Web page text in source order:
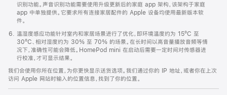
识别功能。声音识别功能需要使用升级更新后的家庭 app 架构，该架构于家庭
app 中单独提供。它要求所有连接家居配件的 Apple 设备均使用最新版本软
件。
温湿度感应功能针对室内和家居场景进行了优化，即环境温度约为 15ºC 至
30ºC、相对湿度约为 30% 至 70% 的场景。在长时间以高音量播放音频等情
况下，准确性可能会降低。HomePod mini 在启动后需要一定时间对传感器进
行校准，才可显示结果。
我们会使用你所在位置，为你更快显示送货选项。我们通过你的 IP 地址，或者你在上次
访问 Apple 网站时输入的位置信息，找到了你的位置。